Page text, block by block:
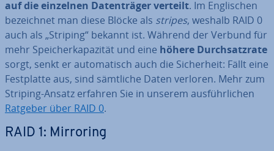
auf die einzelnen Da­ten­trä­ger verteilt. Im Eng­li­schen
be­zeich­net man diese Blöcke als stripes, weshalb RAID 0
auch als „Striping“ bekannt ist. Während der Verbund für
mehr Spei­cher­ka­pa­zi­tät und eine höhere Durch­satz­ra­te
sorgt, senkt er au­to­ma­tisch auch die Si­cher­heit: Fällt eine
Fest­plat­te aus, sind sämtliche Daten verloren. Mehr zum
Striping-Ansatz erfahren Sie in unserem aus­führ­li­chen
Ratgeber über RAID 0.
RAID 1: Mirroring